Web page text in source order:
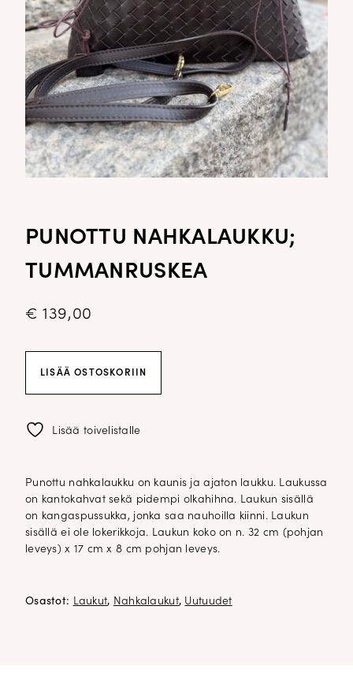
PUNOTTU NAHKALAUKKU;
TUMMANRUSKEA
€ 139,00
nahkalaukku;
tummanruskea
LISÄÄ OSTOSKORIIN
Lisää toivelistalle
Punottu nahkalaukku on kaunis ja ajaton laukku. Laukussa
on kantokahvat sekä pidempi olkahihna. Laukun sisällä
on kangaspussukka, jonka saa nauhoilla kiinni. Laukun
sisällä ei ole lokerikkoja. Laukun koko on n. 32 cm (pohjan
leveys) x 17 cm x 8 cm pohjan leveys.
Osastot: Laukut, Nahkalaukut, Uutuudet